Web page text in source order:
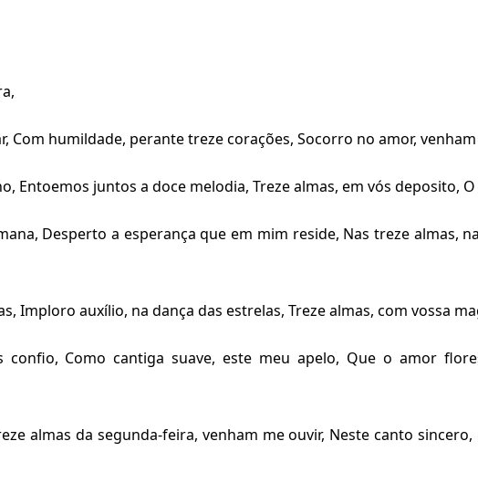
Com humildade, perante treze corações, Socorro no amor,
Entoemos juntos a doce melodia, Treze almas, em vós deposito,
Desperto a esperança que em mim reside, Nas treze almas,
Imploro auxílio, na dança das estrelas, Treze almas, com vossa
confio, Como cantiga suave, este meu apelo, Que o amor
almas da segunda-feira, venham me ouvir, Neste canto